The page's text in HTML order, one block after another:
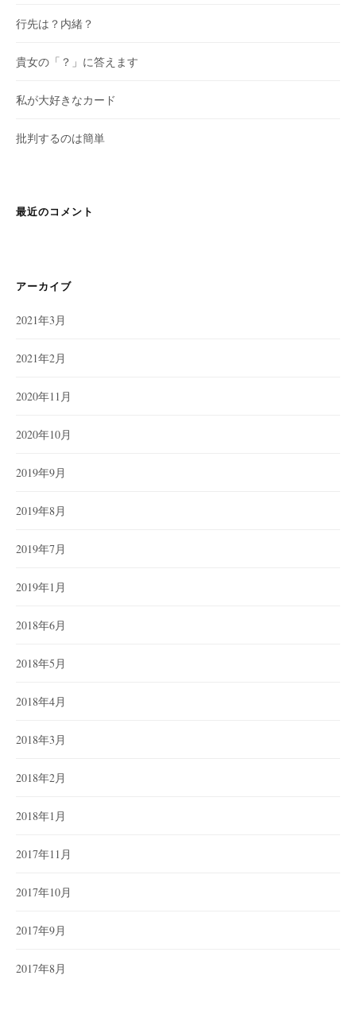
行先は？内緒？
貴女の「？」に答えます
私が大好きなカード
批判するのは簡単
最近のコメント
アーカイブ
2021年3月
2021年2月
2020年11月
2020年10月
2019年9月
2019年8月
2019年7月
2019年1月
2018年6月
2018年5月
2018年4月
2018年3月
2018年2月
2018年1月
2017年11月
2017年10月
2017年9月
2017年8月